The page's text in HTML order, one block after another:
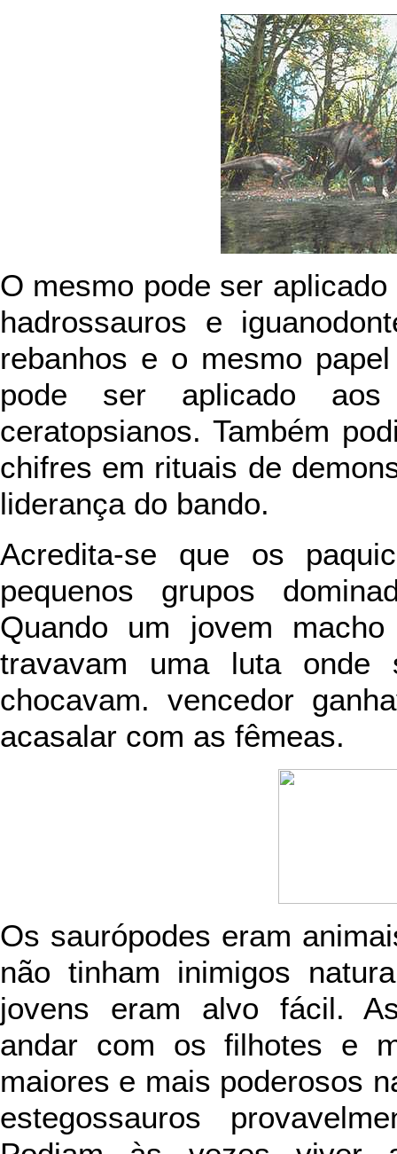
O mesmo pode ser
hadrossauros e
rebanhos e o mesmo
pode ser aplicado
ceratopsianos. Também
chifres em rituais de
liderança do bando.
Acredita-se que os
pequenos grupos
Quando um jovem
travavam uma luta onde
chocavam. vencedor
acasalar com as fêmeas.
Os saurópodes eram
não tinham inimigos
jovens eram alvo fácil.
andar com os filhotes e
maiores e mais poderosos
estegossauros